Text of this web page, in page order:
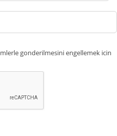
gonderilmesini engellemek icin